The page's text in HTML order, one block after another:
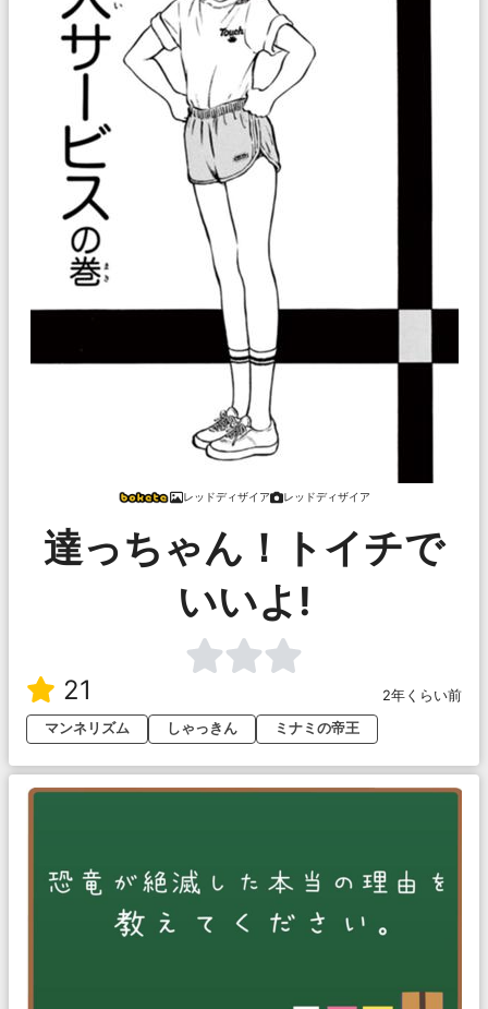
レッドディザイア レッドディザイア
達っちゃん！トイチで
いいよ!
21
2年くらい前
マンネリズム
しゃっきん ミナミの帝王